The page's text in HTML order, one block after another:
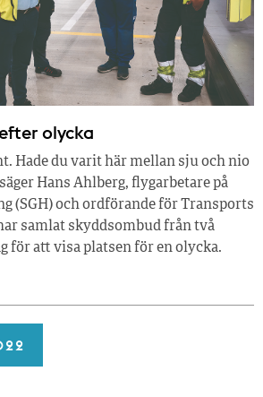
olycka
Hade du varit här mellan sju och nio
Hans Ahlberg, flygarbetare på
(SGH) och ordförande för Transports
samlat skyddsombud från två
för att visa platsen för en olycka.